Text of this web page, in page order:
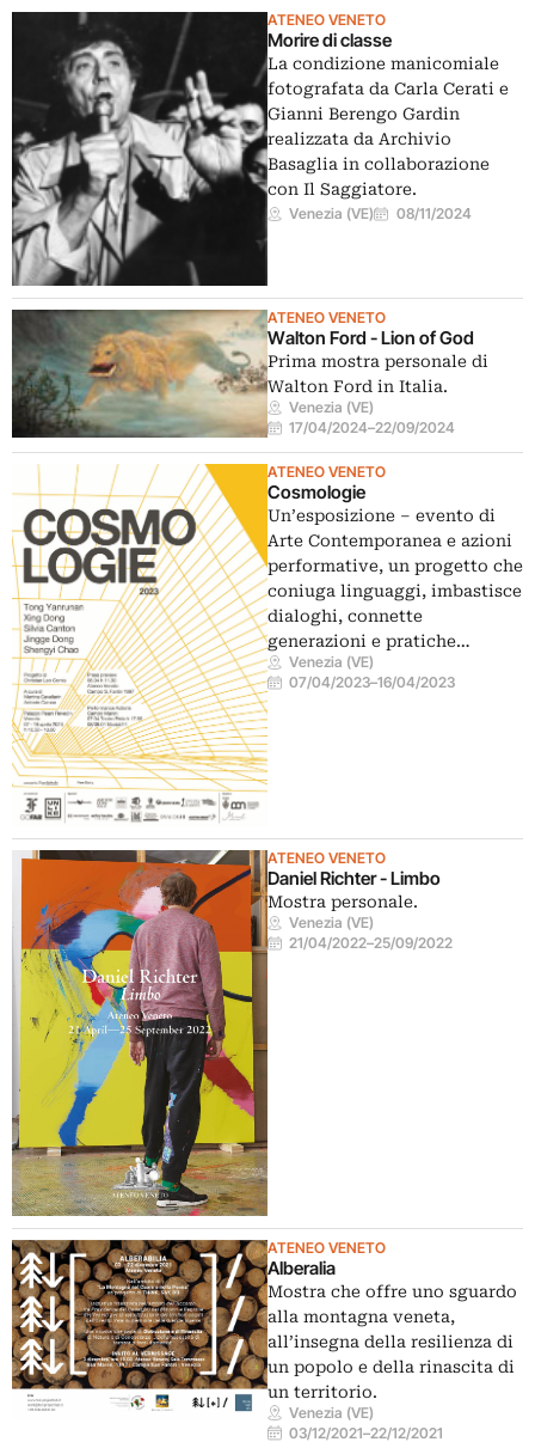
ATENEO VENETO
Morire di classe
La condizione manicomiale
fotografata da Carla Cerati e
Gianni Berengo Gardin
realizzata da Archivio
Basaglia in collaborazione
con Il Saggiatore.
Venezia (VE) 08/11/2024
ATENEO VENETO
Walton Ford - Lion of God
Prima mostra personale di
Walton Ford in Italia.
Venezia (VE)
17/04/2024–22/09/2024
ATENEO VENETO
Cosmologie
Un’esposizione – evento di
Arte Contemporanea e azioni
performative, un progetto che
coniuga linguaggi, imbastisce
dialoghi, connette
generazioni e pratiche…
Venezia (VE)
07/04/2023–16/04/2023
ATENEO VENETO
Daniel Richter - Limbo
Mostra personale.
Venezia (VE)
21/04/2022–25/09/2022
ATENEO VENETO
Alberalia
Mostra che offre uno sguardo
alla montagna veneta,
all’insegna della resilienza di
un popolo e della rinascita di
un territorio.
Venezia (VE)
03/12/2021–22/12/2021